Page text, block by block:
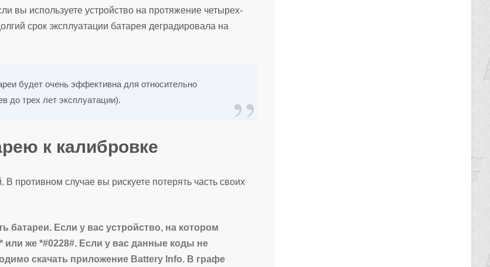
вы используете устройство на протяжение четырех-
срок эксплуатации батарея деградировала на
будет очень эффективна для относительно
до трех лет эксплуатации).
к калибровке
противном случае вы рискуете потерять часть своих
батареи. Если у вас устройство, на котором
или же *#0228#. Если у вас данные коды не
скачать приложение Battery Info. В графе